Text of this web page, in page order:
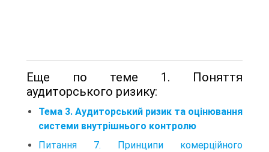
Еще по теме 1. Поняття
аудиторського ризику:
Тема 3. Аудиторський ризик та оцінювання
системи внутрішнього контролю
Питання 7. Принципи комерційного